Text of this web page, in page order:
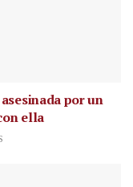
por un
ella